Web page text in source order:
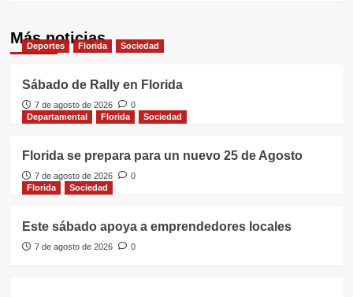
Más noticias
Deportes Florida Sociedad
Sábado de Rally en Florida
7 de agosto de 2026
0
Departamental
Florida Sociedad
Florida se prepara para un nuevo 25 de Agosto
7 de agosto de 2026
0
Florida
Sociedad
Este sábado apoya a emprendedores locales
7 de agosto de 2026 0